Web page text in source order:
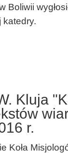
katedry.
Kluja
r.
Koła